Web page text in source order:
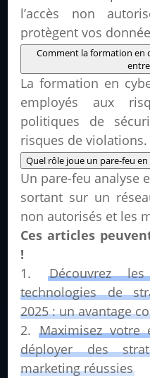
l’accès non
protègent vos
Comment la formation en
La formation en
employés aux
politiques de
risques de violations.
Quel rôle joue un pare-feu
Un pare-feu analyse
sortant sur un
non autorisés et les
Ces articles
!
Découvrez
technologies de
2025 : un avantage
Maximisez votre
déployer des
marketing réussies